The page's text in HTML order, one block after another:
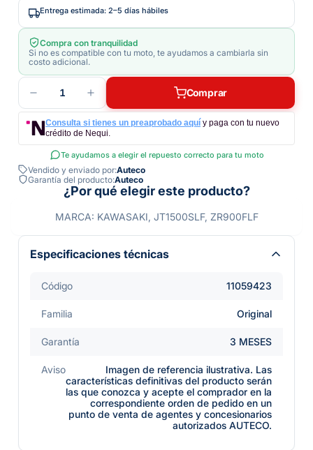
Entrega estimada: 2–5 días hábiles
Compra con tranquilidad
Si no es compatible con tu moto, te ayudamos a cambiarla sin
costo adicional.
1 Comprar
Consulta si tienes un preaprobado aquí y paga con tu nuevo
crédito de Nequi.
Te ayudamos a elegir el repuesto correcto para tu moto
Vendido y enviado por:Auteco
Garantía del producto:Auteco
¿Por qué elegir este producto?
MARCA: KAWASAKI, JT1500SLF, ZR900FLF
Especificaciones técnicas
Código 11059423
Familia Original
Garantía 3 MESES
Aviso
Imagen de referencia ilustrativa. Las
características definitivas del producto serán
las que conozca y acepte el comprador en la
correspondiente orden de pedido en un
punto de venta de agentes y concesionarios
autorizados AUTECO.